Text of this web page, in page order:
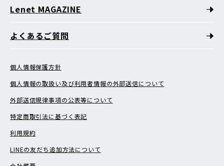
Lenet MAGAZINE
よくあるご質問
個人情報保護方針
個人情報の取扱い及び利用者情報の外部送信について
外部送信規律事項の公表等について
特定商取引法に基づく表記
利用規約
LINEの友だち追加方法について